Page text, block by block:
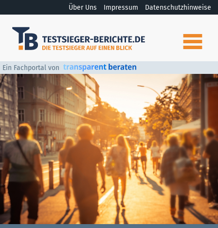
Über Uns Impressum Datenschutzhinweise
Ein Fachportal von